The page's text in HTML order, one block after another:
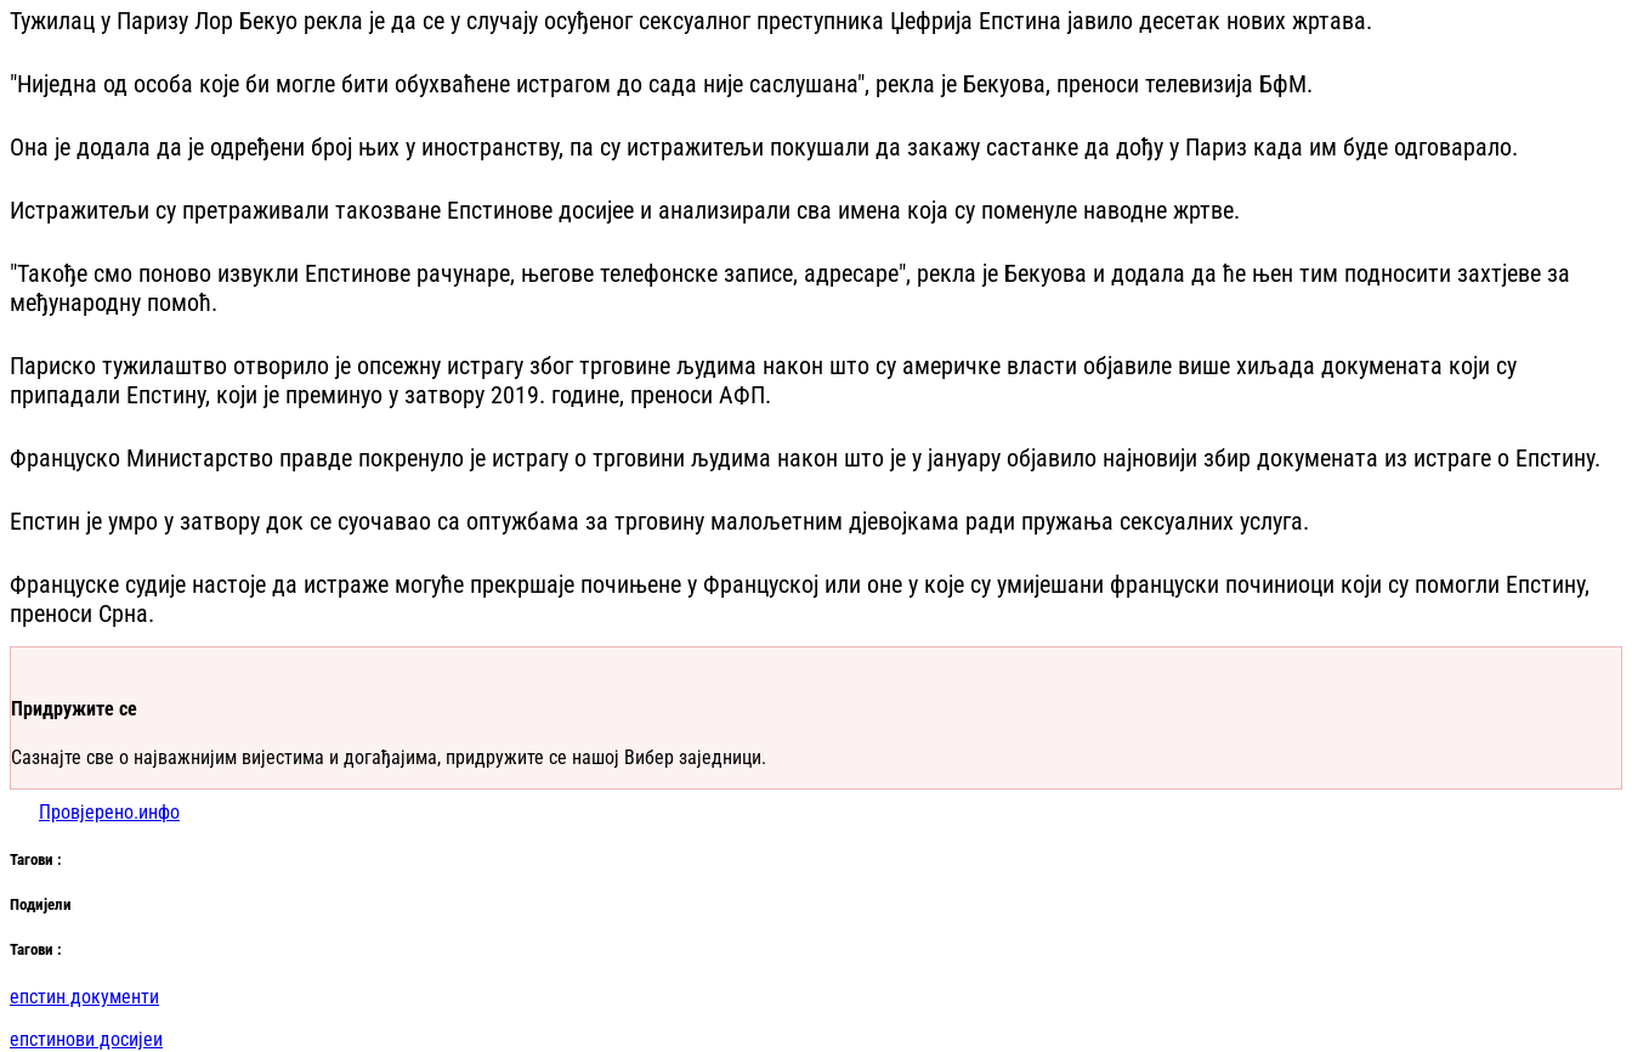
Тужилац у Паризу Лор Бекуо рекла је да се у случају осуђеног сексуалног преступника Џефрија Епстина јавило десетак нових жртава.
"Ниједна од особа које би могле бити обухваћене истрагом до сада није саслушана", рекла је Бекуова, преноси телевизија БфМ.
Она је додала да је одређени број њих у иностранству, па су истражитељи покушали да закажу састанке да дођу у Париз када им буде одговарало.
Истражитељи су претраживали такозване Епстинове досијее и анализирали сва имена која су поменуле наводне жртве.
"Такође смо поново извукли Епстинове рачунаре, његове телефонске записе, адресаре", рекла је Бекуова и додала да ће њен тим подносити захтјеве за
међународну помоћ.
Париско тужилаштво отворило је опсежну истрагу због трговине људима након што су америчке власти објавиле више хиљада докумената који су
припадали Епстину, који је преминуо у затвору 2019. године, преноси АФП.
Француско Министарство правде покренуло је истрагу о трговини људима након што је у јануару објавило најновији збир докумената из истраге о Епстину.
Епстин је умро у затвору док се суочавао са оптужбама за трговину малољетним дјевојкама ради пружања сексуалних услуга.
Француске судије настоје да истраже могуће прекршаје почињене у Француској или оне у које су умијешани француски починиоци који су помогли Епстину,
преноси Срна.
Придружите се
Сазнајте све о најважнијим вијестима и догађајима, придружите се нашој Вибер заједници.
Провјерено.инфо
Тагови :
Подијели
Тагови :
епстин документи
епстинови досијеи